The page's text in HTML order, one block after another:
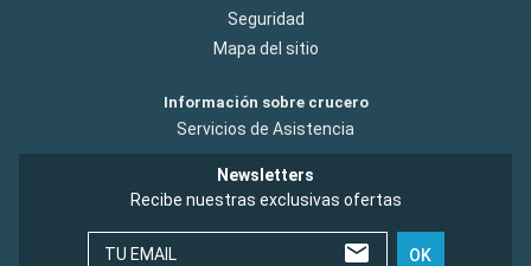
Seguridad
Mapa del sitio
Información sobre crucero
Servicios de Asistencia
Newsletters
Recibe nuestras exclusivas ofertas
TU EMAIL OK